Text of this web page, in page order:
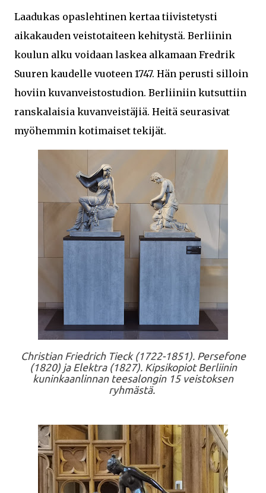
Laadukas opaslehtinen kertaa tiivistetysti
aikakauden veistotaiteen kehitystä. Berliinin
koulun alku voidaan laskea alkamaan Fredrik
Suuren kaudelle vuoteen 1747. Hän perusti silloin
hoviin kuvanveistostudion. Berliiniin kutsuttiin
ranskalaisia kuvanveistäjiä. Heitä seurasivat
myöhemmin kotimaiset tekijät.
Christian Friedrich Tieck (1722-1851). Persefone
(1820) ja Elektra (1827). Kipsikopiot Berliinin
kuninkaanlinnan teesalongin 15 veistoksen
ryhmästä.